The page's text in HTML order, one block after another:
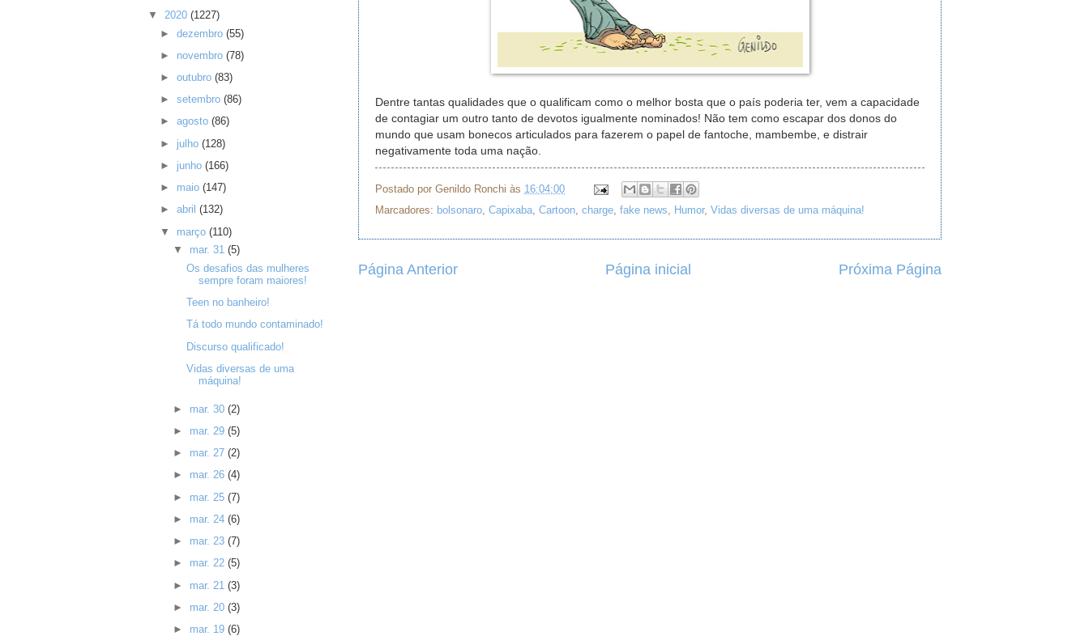
Dentre tantas qualidades que o qualificam como o melhor bosta que o país poderia ter, vem a capacidade
de contagiar um outro tanto de devotos igualmente nominados! Não tem como escapar dos donos do
mundo que usam bonecos articulados para fazerem o papel de fantoche, mambembe, e distrair
negativamente toda uma nação.
Postado por Genildo Ronchi às 16:04:00
Marcadores: bolsonaro, Capixaba, Cartoon, charge, fake news, Humor, Vidas diversas de uma máquina!
Página Anterior Próxima Página
Página inicial
▼ 2020 (1227)
►dezembro(55)
► novembro(78)
►outubro(83)
►setembro(86)
►agosto(86)
► julho(128)
► junho(166)
► maio(147)
►abril(132)
▼ março(110)
▼ mar. 31 (5)
Os desafios das mulheres
sempre foram maiores!
Teen no banheiro!
Tá todo mundo contaminado!
Discurso qualificado!
Vidas diversas de uma
máquina!
► mar. 30 (2)
► mar. 29 (5)
► mar. 27 (2)
► mar. 26 (4)
► mar. 25 (7)
► mar. 24 (6)
► mar. 23 (7)
► mar. 22 (5)
► mar. 21 (3)
► mar. 20 (3)
► mar. 19 (6)